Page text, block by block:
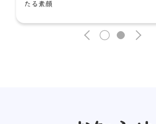
たる素顔
1